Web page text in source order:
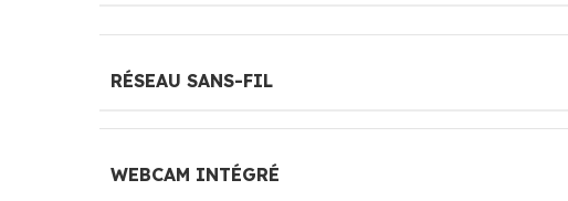
RÉSEAU SANS-FIL
WEBCAM INTÉGRÉ